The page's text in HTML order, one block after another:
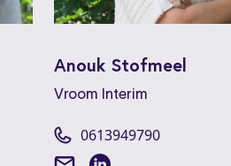
Anouk Stofmeel
Vroom Interim
0613949790